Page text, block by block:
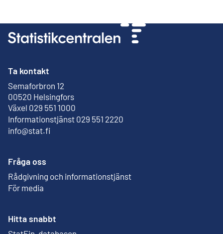
Ta kontakt
Semaforbron 12
00520 Helsingfors
Extern länk
Växel 029 551 1000
Informationstjänst 029 551 2220
info@stat.fi
Fråga oss
Rådgivning och informationstjänst
För media
Hitta snabbt